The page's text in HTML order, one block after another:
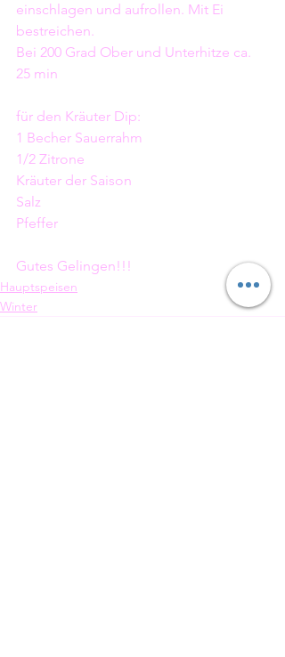
einschlagen und aufrollen. Mit Ei
bestreichen.
Bei 200 Grad Ober und Unterhitze ca.
25 min
für den Kräuter Dip:
1 Becher Sauerrahm
1/2 Zitrone
Kräuter der Saison
Salz
Pfeffer
Gutes Gelingen!!!
Hauptspeisen
Winter